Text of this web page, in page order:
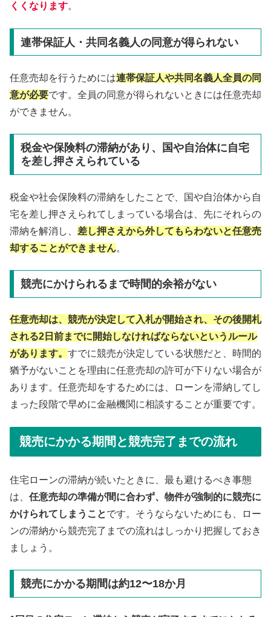
くくなります。
連帯保証人・共同名義人の同意が得られない
任意売却を行うためには連帯保証人や共同名義人全員の同
意が必要です。全員の同意が得られないときには任意売却
ができません。
税金や保険料の滞納があり、国や自治体に自宅
を差し押さえられている
税金や社会保険料の滞納をしたことで、国や自治体から自
宅を差し押さえられてしまっている場合は、先にそれらの
滞納を解消し、 差し押さえから外してもらわないと任意売
却することができません。
競売にかけられるまで時間的余裕がない
任意売却は、競売が決定して入札が開始され、その後開札
される2日前までに開始しなければならないというルール
があります。 すでに競売が決定している状態だと、時間的
猶予がないことを理由に任意売却の許可が下りない場合が
あります。任意売却をするためには、ローンを滞納してし
まった段階で早めに金融機関に相談することが重要です。
競売にかかる期間と競売完了までの流れ
住宅ローンの滞納が続いたときに、最も避けるべき事態
は、 任意売却の準備が間に合わず、物件が強制的に競売に
かけられてしまうことです。そうならないためにも、ロー
ンの滞納から競売完了までの流れはしっかり把握しておき
ましょう。
競売にかかる期間は約12〜18か月